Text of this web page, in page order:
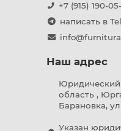
+7 (915) 190-
написать в
Наш адрес
Юридический
область ,
Барановка,
Указан